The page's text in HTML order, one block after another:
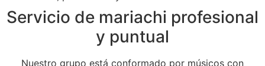
Servicio de mariachi profesional
y puntual
Nuestro grupo está conformado por músicos con